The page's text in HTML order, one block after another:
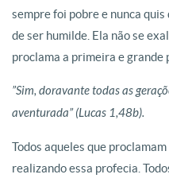
sempre foi pobre e nunca
de ser humilde. Ela não se
proclama a primeira e grande
”Sim, doravante todas as
aventurada” (Lucas 1,48b).
Todos aqueles que
realizando essa profecia.